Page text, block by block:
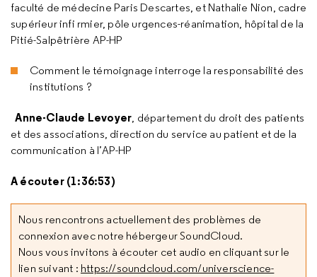
faculté de médecine Paris Descartes, et Nathalie Nion, cadre
supérieur infi rmier, pôle urgences-réanimation, hôpital de la
Pitié-Salpêtrière AP-HP
Comment le témoignage interroge la responsabilité des
institutions ?
Anne-Claude Levoyer, département du droit des patients
et des associations, direction du service au patient et de la
communication à l’AP-HP
A écouter (1:36:53)
Nous rencontrons actuellement des problèmes de
connexion avec notre hébergeur SoundCloud.
Nous vous invitons à écouter cet audio en cliquant sur le
lien suivant : https://soundcloud.com/universcience-